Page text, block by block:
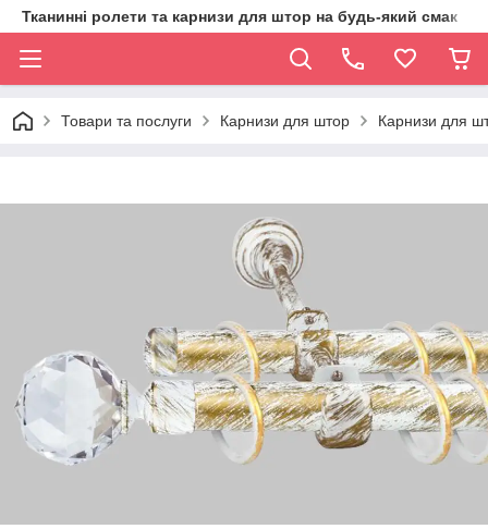
Тканинні ролети та карнизи для штор на будь-який смак
Товари та послуги Карнизи для штор Карнизи для